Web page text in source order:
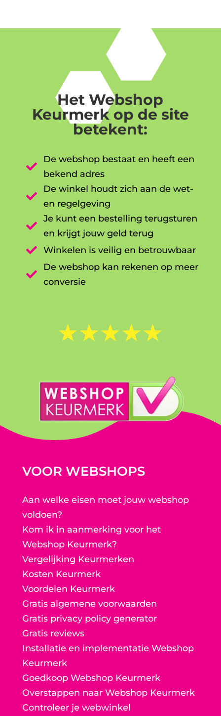
Het Webshop
Keurmerk op de site
betekent:

De webshop bestaat en heeft een
bekend adres

De winkel houdt zich aan de wet-
en regelgeving

Je kunt een bestelling terugsturen
en krijgt jouw geld terug

Winkelen is veilig en betrouwbaar

De webshop kan rekenen op meer
conversie
☆☆☆☆☆
VOOR WEBSHOPS
Aan welke eisen moet jouw webshop
voldoen?
Kom ik in aanmerking voor het
Webshop Keurmerk?
Vergelijking Keurmerken
Kosten Keurmerk
Voordelen Keurmerk
Gratis algemene voorwaarden
Gratis privacy policy generator
Gratis reviews
Installatie en implementatie Webshop
Keurmerk
Goedkoop Webshop Keurmerk
Overstappen naar Webshop Keurmerk
Controleer je webwinkel